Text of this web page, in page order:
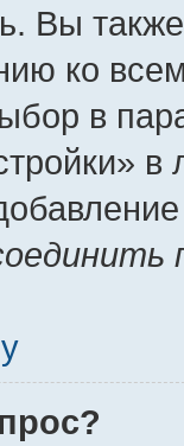
Вы
ко
в